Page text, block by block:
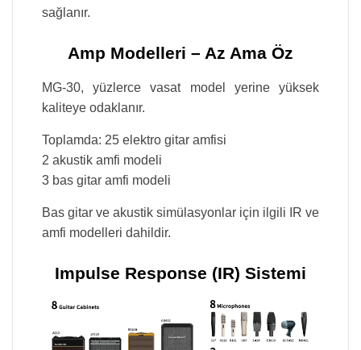
sağlanır.
Amp Modelleri – Az Ama Öz
MG-30, yüzlerce vasat model yerine yüksek
kaliteye odaklanır.
Toplamda: 25 elektro gitar amfisi
2 akustik amfi modeli
3 bas gitar amfi modeli
Bas gitar ve akustik simülasyonlar için ilgili IR ve
amfi modelleri dahildir.
Impulse Response (IR) Sistemi